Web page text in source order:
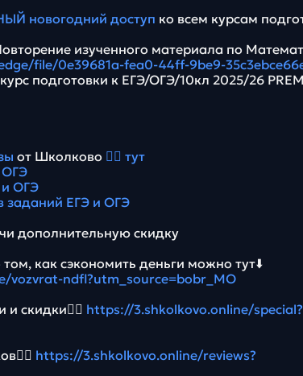
новогодний доступ ко всем курсам
изученного материала по
file/0e39681a-fea0-44ff-9be9-
подготовки к ЕГЭ/ОГЭ/10кл 2025/26
от Школково 👉🏻 тут
ОГЭ
ОГЭ
заданий ЕГЭ и ОГЭ
дополнительную скидку
как сэкономить деньги можно тут⬇️
vozvrat-ndfl?utm_source=bobr_MO
скидки👉🏻 https://3.shkolkovo.online/special?
https://3.shkolkovo.online/reviews?